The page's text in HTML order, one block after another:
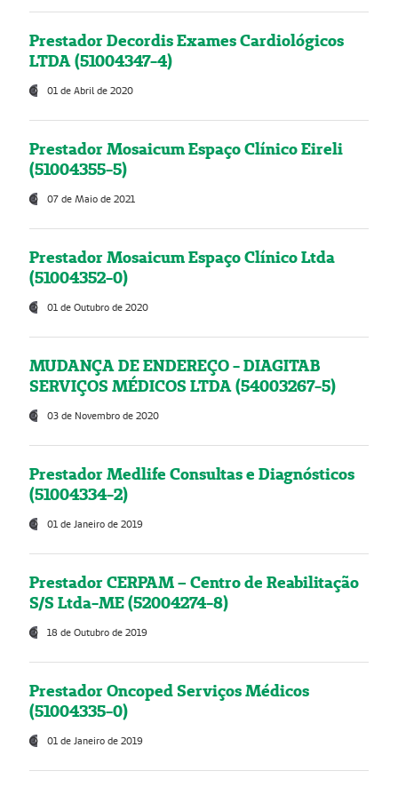
Prestador Decordis Exames Cardiológicos
LTDA (51004347-4)
01 de Abril de 2020
Prestador Mosaicum Espaço Clínico Eireli
(51004355-5)
07 de Maio de 2021
Prestador Mosaicum Espaço Clínico Ltda
(51004352-0)
01 de Outubro de 2020
MUDANÇA DE ENDEREÇO - DIAGITAB
SERVIÇOS MÉDICOS LTDA (54003267-5)
03 de Novembro de 2020
Prestador Medlife Consultas e Diagnósticos
(51004334-2)
01 de Janeiro de 2019
Prestador CERPAM – Centro de Reabilitação
S/S Ltda-ME (52004274-8)
18 de Outubro de 2019
Prestador Oncoped Serviços Médicos
(51004335-0)
01 de Janeiro de 2019